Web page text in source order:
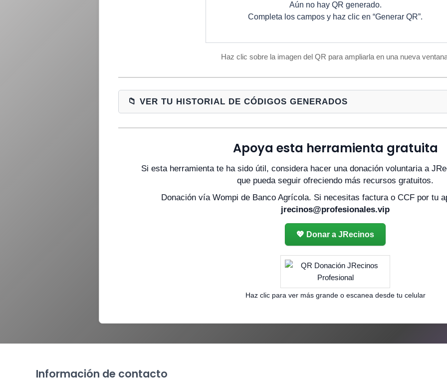
Aún no hay QR generado.
Completa los campos y haz clic en “Generar QR”.
Haz clic sobre la imagen del QR para ampliarla en una nueva
📁 VER TU HISTORIAL DE CÓDIGOS GENERADOS
Apoya esta herramienta gratuita
Si esta herramienta te ha sido útil, considera hacer una donación voluntaria a
que pueda seguir ofreciendo más recursos gratuitos.
Donación vía Wompi de Banco Agrícola. Si necesitas factura o CCF por tu
jrecinos@profesionales.vip
💖 Donar a JRecinos
Haz clic para ver más grande o escanea desde tu celular
Información de contacto